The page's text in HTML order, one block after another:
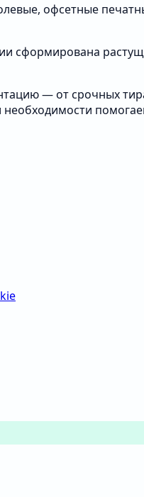
офсетные
сформирована
— от срочных